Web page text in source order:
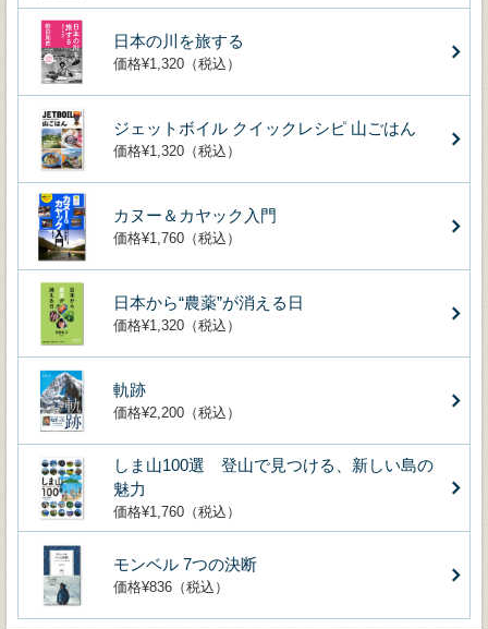
日本の川を旅する
価格¥1,320（税込）
ジェットボイル クイックレシピ 山ごはん
価格¥1,320（税込）
カヌー＆カヤック入門
価格¥1,760（税込）
日本から“農薬”が消える日
価格¥1,320（税込）
軌跡
価格¥2,200（税込）
しま山100選 登山で見つける、新しい島の
魅力
価格¥1,760（税込）
モンベル 7つの決断
価格¥836（税込）